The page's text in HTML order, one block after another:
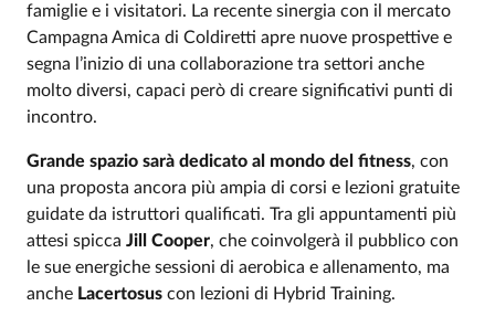
famiglie e i visitatori. La recente sinergia con il mercato
Campagna Amica di Coldiretti apre nuove prospettive e
segna l’inizio di una collaborazione tra settori anche
molto diversi, capaci però di creare significativi punti di
incontro.
Grande spazio sarà dedicato al mondo del fitness, con
una proposta ancora più ampia di corsi e lezioni gratuite
guidate da istruttori qualificati. Tra gli appuntamenti più
attesi spicca Jill Cooper, che coinvolgerà il pubblico con
le sue energiche sessioni di aerobica e allenamento, ma
anche Lacertosus con lezioni di Hybrid Training.